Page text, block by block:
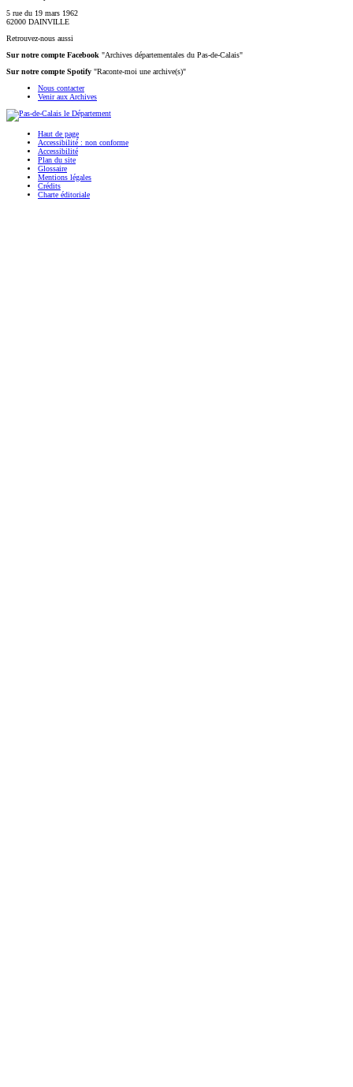
5 rue du 19 mars 1962
62000 DAINVILLE
Retrouvez-nous aussi
Sur notre compte Facebook "Archives départementales du Pas-de-Calais"
Sur notre compte Spotify "Raconte-moi une archive(s)"
Nous contacter
Venir aux Archives
Haut de page
Accessibilité : non conforme
Accessibilité
Plan du site
Glossaire
Mentions légales
Crédits
Charte éditoriale